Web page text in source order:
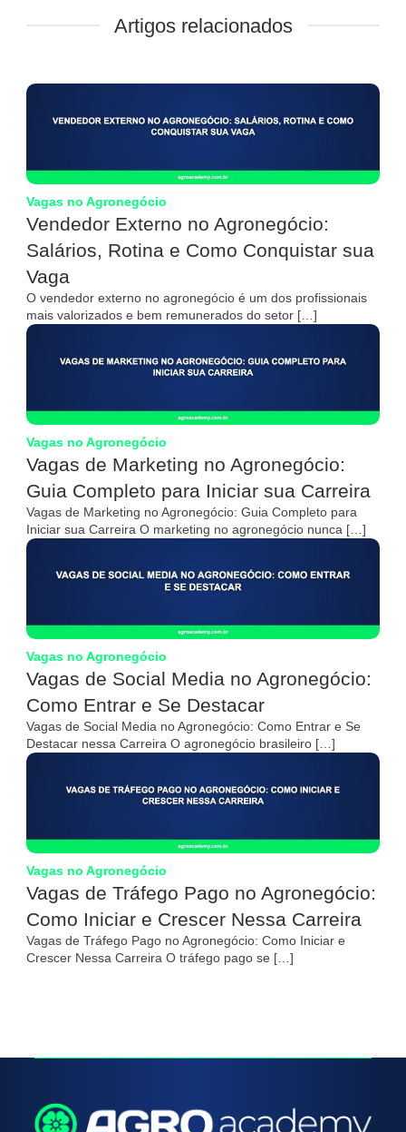
Artigos relacionados
Vagas no Agronegócio
Vendedor Externo no Agronegócio:
Salários, Rotina e Como Conquistar sua
Vaga
O vendedor externo no agronegócio é um dos profissionais
mais valorizados e bem remunerados do setor […]
Vagas no Agronegócio
Vagas de Marketing no Agronegócio:
Guia Completo para Iniciar sua Carreira
Vagas de Marketing no Agronegócio: Guia Completo para
Iniciar sua Carreira O marketing no agronegócio nunca […]
Vagas no Agronegócio
Vagas de Social Media no Agronegócio:
Como Entrar e Se Destacar
Vagas de Social Media no Agronegócio: Como Entrar e Se
Destacar nessa Carreira O agronegócio brasileiro […]
Vagas no Agronegócio
Vagas de Tráfego Pago no Agronegócio:
Como Iniciar e Crescer Nessa Carreira
Vagas de Tráfego Pago no Agronegócio: Como Iniciar e
Crescer Nessa Carreira O tráfego pago se […]